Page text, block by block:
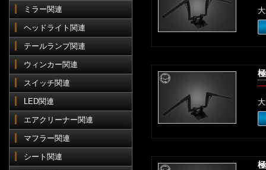
ミラー関連
ヘッドライト関連
テールランプ関連
ウィンカー関連
スイッチ関連
LED関連
エアクリーナー関連
マフラー関連
シート関連